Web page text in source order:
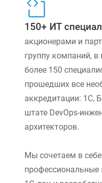
150+ ИТ
акционерами и
группу компаний, в
более 150
прошедших все
аккредитации: 1С,
штате DevOps-
архитекторов.
Мы сочетаем в
профессиональные